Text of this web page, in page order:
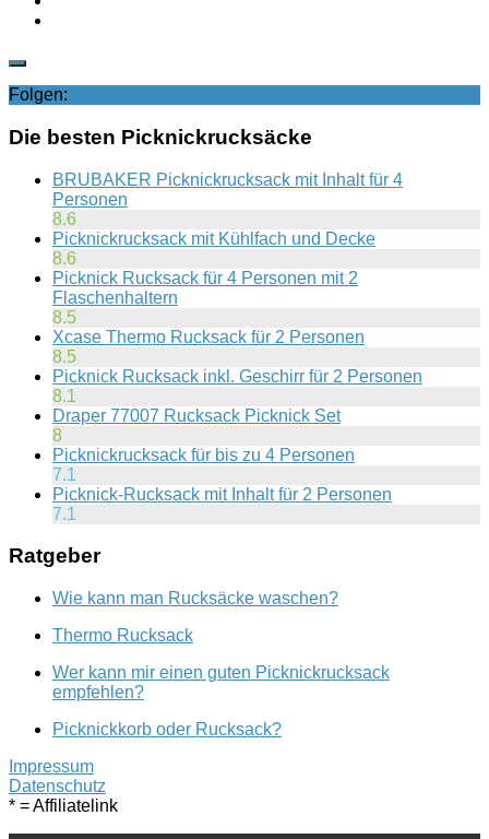
Folgen:
Die besten Picknickrucksäcke
BRUBAKER Picknickrucksack mit Inhalt für 4
Personen
8.6
Picknickrucksack mit Kühlfach und Decke
8.6
Picknick Rucksack für 4 Personen mit 2
Flaschenhaltern
8.5
Xcase Thermo Rucksack für 2 Personen
8.5
Picknick Rucksack inkl. Geschirr für 2 Personen
8.1
Draper 77007 Rucksack Picknick Set
8
Picknickrucksack für bis zu 4 Personen
7.1
Picknick-Rucksack mit Inhalt für 2 Personen
7.1
Ratgeber
Wie kann man Rucksäcke waschen?
Thermo Rucksack
Wer kann mir einen guten Picknickrucksack
empfehlen?
Picknickkorb oder Rucksack?
Impressum
Datenschutz
* = Affiliatelink